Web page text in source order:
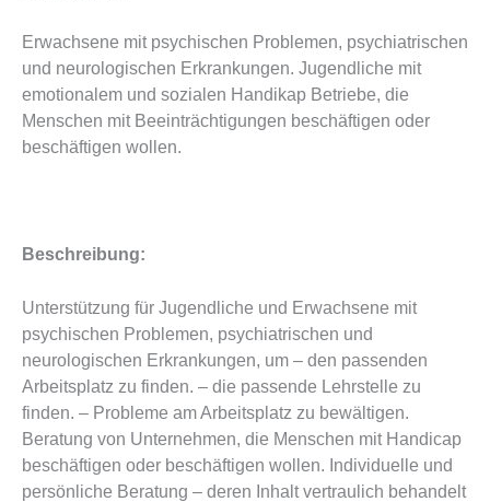
Erwachsene mit psychischen Problemen, psychiatrischen
und neurologischen Erkrankungen. Jugendliche mit
emotionalem und sozialen Handikap Betriebe, die
Menschen mit Beeinträchtigungen beschäftigen oder
beschäftigen wollen.
Beschreibung:
Unterstützung für Jugendliche und Erwachsene mit
psychischen Problemen, psychiatrischen und
neurologischen Erkrankungen, um – den passenden
Arbeitsplatz zu finden. – die passende Lehrstelle zu
finden. – Probleme am Arbeitsplatz zu bewältigen.
Beratung von Unternehmen, die Menschen mit Handicap
beschäftigen oder beschäftigen wollen. Individuelle und
persönliche Beratung – deren Inhalt vertraulich behandelt